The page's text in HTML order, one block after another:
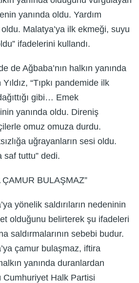
yanında oldu. Yardım
Malatya’ya ilk ekmeği, suyu
ifadelerini kullandı.
de Ağbaba’nın halkın yanında
“Tıpkı pandemide ilk
gibi… Emek
yanında oldu. Direniş
omuz omuza durdu.
uğrayanların sesi oldu.
saf tuttu” dedi.
ÇAMUR BULAŞMAZ”
yönelik saldırıların nedeninin
olduğunu belirterek şu ifadeleri
saldırmalarının sebebi budur.
çamur bulaşmaz, iftira
yanında duranlardan
Cumhuriyet Halk Partisi